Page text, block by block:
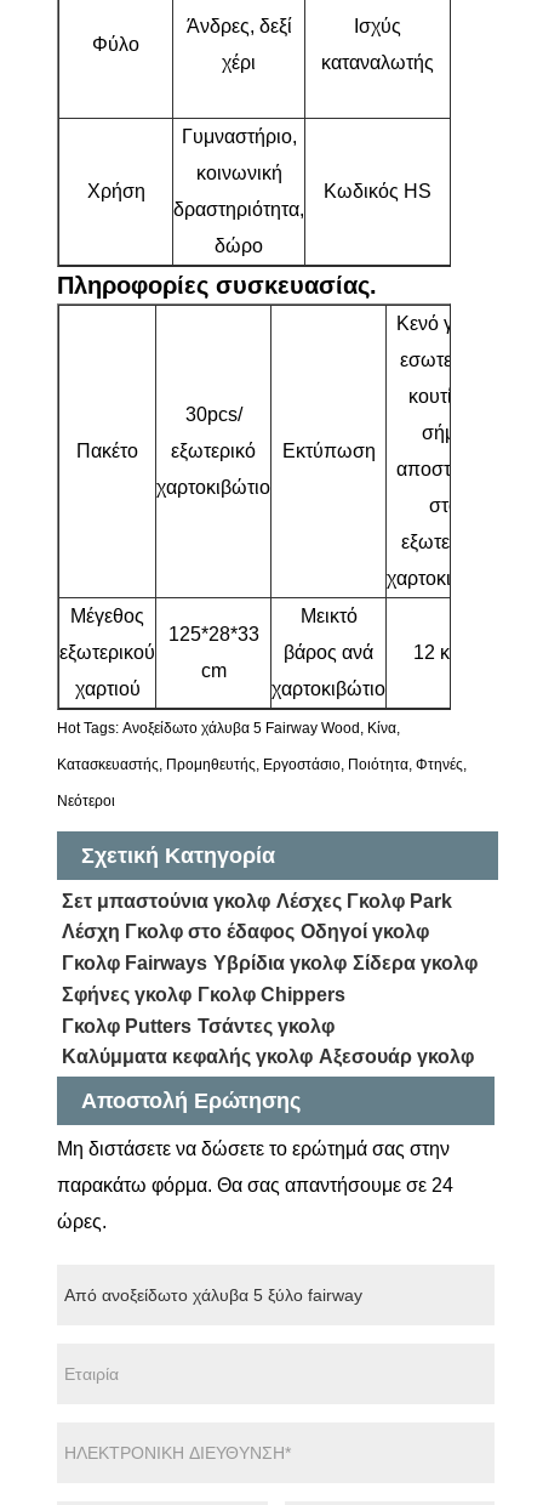
Φύλο
Άνδρες, δεξί
χέρι
Ισχύς
καταναλωτής
Χρήση
Γυμναστήριο,
κοινωνική
δραστηριότητα,
δώρο
Κωδικός HS
Πληροφορίες συσκευασίας.
Πακέτο
30pcs/
εξωτερικό
χαρτοκιβώτιο
Εκτύπωση
Κενό για το
εσωτερικό
κουτί, το
σήμα
αποστολής
στο
εξωτερικό
χαρτοκιβώτιο
Μέγεθος
εξωτερικού
χαρτιού
125*28*33
cm
Μεικτό
βάρος ανά
χαρτοκιβώτιο
12 κιλά
Hot Tags: Ανοξείδωτο χάλυβα 5 Fairway Wood, Κίνα,
Κατασκευαστής, Προμηθευτής, Εργοστάσιο, Ποιότητα, Φτηνές,
Νεότεροι
Σχετική Κατηγορία
Σετ μπαστούνια γκολφ Λέσχες Γκολφ Park
Λέσχη Γκολφ στο έδαφος Οδηγοί γκολφ
Γκολφ Fairways Υβρίδια γκολφ Σίδερα γκολφ
Σφήνες γκολφ Γκολφ Chippers
Γκολφ Putters Τσάντες γκολφ
Καλύμματα κεφαλής γκολφ Αξεσουάρ γκολφ
Αποστολή Ερώτησης
Μη διστάσετε να δώσετε το ερώτημά σας στην
παρακάτω φόρμα. Θα σας απαντήσουμε σε 24
ώρες.